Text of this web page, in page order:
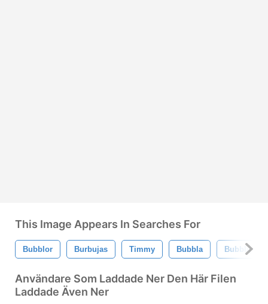
This Image Appears In Searches For
Bubblor Burbujas Timmy Bubbla Bubblig
Användare Som Laddade Ner Den Här Filen
Laddade Även Ner